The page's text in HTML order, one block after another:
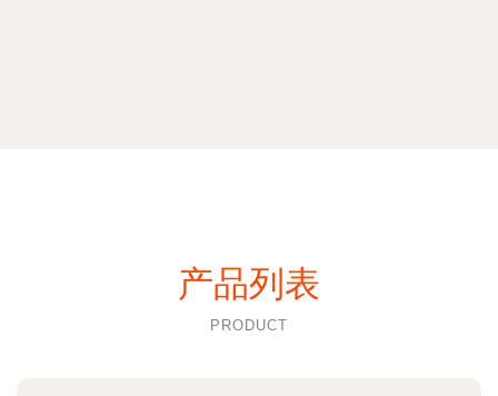
产品列表
PRODUCT